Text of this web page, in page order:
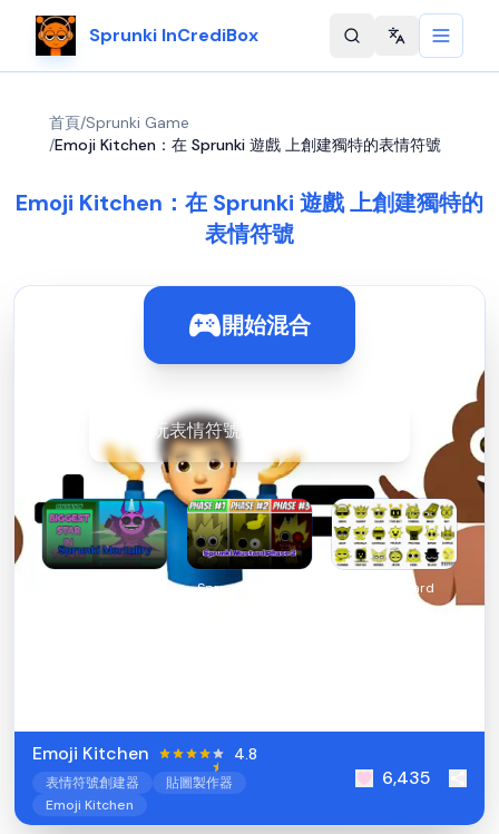
Sprunki InCrediBox Change
首頁/Sprunki Game
/Emoji Kitchen：在 Sprunki 遊戲 上創建獨特的表情符號
Emoji Kitchen：在 Sprunki 遊戲 上創建獨特的
表情符號
開始混合
線上玩表情符號廚房，無需下載！
Sprunki Mustard
Sprunkstard
Emoji Kitchen 4.8
表情符號創建器
貼圖製作器
Emoji Kitchen
6,435